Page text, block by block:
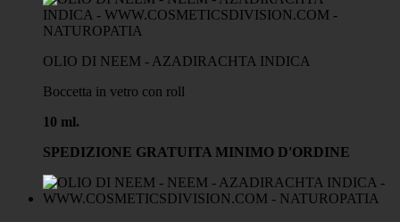
OLIO DI NEEM - AZADIRACHTA INDICA
Boccetta in vetro con roll
10 ml.
SPEDIZIONE GRATUITA MINIMO D'ORDINE